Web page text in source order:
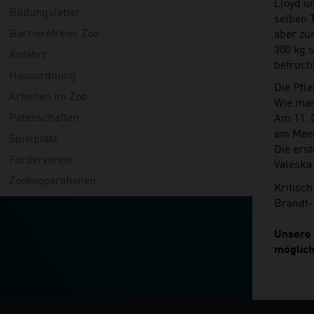
Bildungsletter
Barrierefreier Zoo
Anfahrt
Hausordnung
Arbeiten im Zoo
Patenschaften
Spielplatz
Förderverein
Zookooperationen
selben
aber
300 kg
Die
Wie
Am 11.
am
Die